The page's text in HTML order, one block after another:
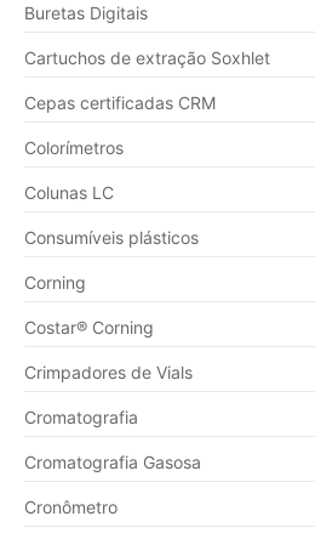
Buretas Digitais
Cartuchos de extração Soxhlet
Cepas certificadas CRM
Colorímetros
Colunas LC
Consumíveis plásticos
Corning
Costar® Corning
Crimpadores de Vials
Cromatografia
Cromatografia Gasosa
Cronômetro